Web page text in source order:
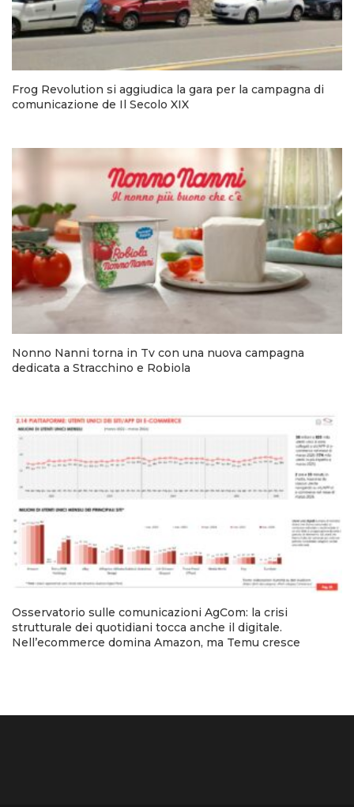
Frog Revolution si aggiudica la gara per la campagna di
comunicazione de Il Secolo XIX
Nonno Nanni torna in Tv con una nuova campagna
dedicata a Stracchino e Robiola
Osservatorio sulle comunicazioni AgCom: la crisi
strutturale dei quotidiani tocca anche il digitale.
Nell’ecommerce domina Amazon, ma Temu cresce